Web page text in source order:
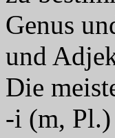
Genus
und
Die
-i (m,